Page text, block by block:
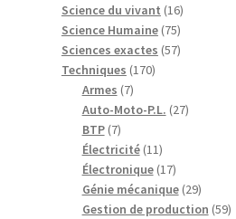
Science du vivant 1616
produits
Science Humaine 7575
produits
Sciences exactes 5757
Techniques 170170
Armes 77
produits
Auto-Moto-P.L. 2727
BTP 77
produits
Électricité 1111
produits
Électronique 1717
produits
Génie mécanique 2929
produits
Gestion de production 5959